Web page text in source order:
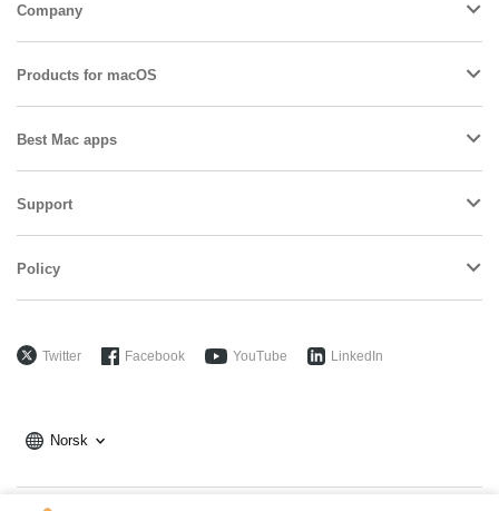
Company
Products for macOS
Best Mac apps
Support
Policy
Twitter Facebook YouTube LinkedIn
Norsk